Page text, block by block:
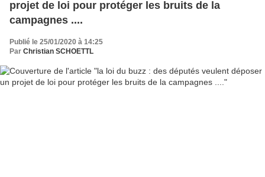
projet de loi pour protéger les bruits de la
campagnes ....
Publié le 25/01/2020 à 14:25
Par Christian SCHOETTL